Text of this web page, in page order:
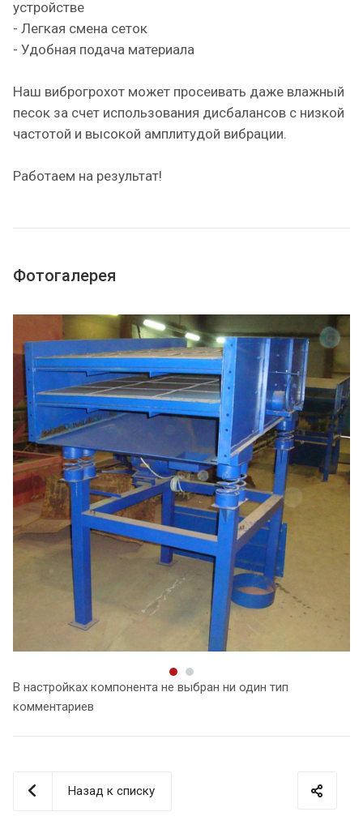
устройстве
- Легкая смена сеток
- Удобная подача материала
Наш виброгрохот может просеивать даже влажный
песок за счет использования дисбалансов с низкой
частотой и высокой амплитудой вибрации.
Работаем на результат!
Фотогалерея
В настройках компонента не выбран ни один тип
комментариев
Назад к списку